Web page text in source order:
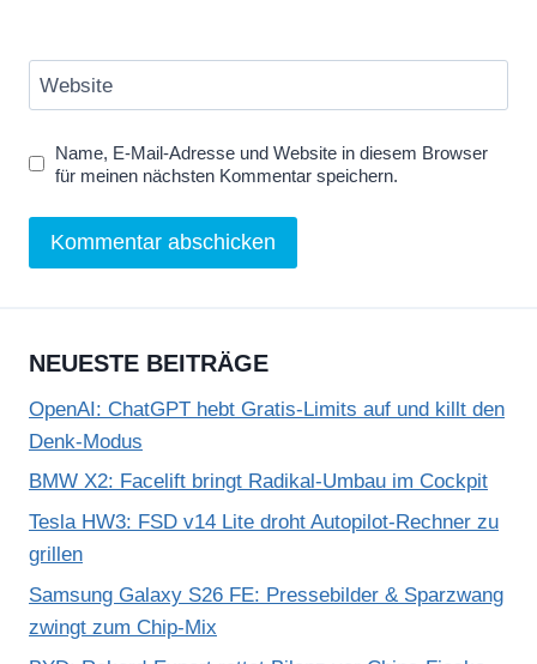
g
Website
Name, E-Mail-Adresse und Website in diesem Browser
für meinen nächsten Kommentar speichern.
NEUESTE BEITRÄGE
OpenAI: ChatGPT hebt Gratis-Limits auf und killt den
Denk-Modus
BMW X2: Facelift bringt Radikal-Umbau im Cockpit
Tesla HW3: FSD v14 Lite droht Autopilot-Rechner zu
grillen
Samsung Galaxy S26 FE: Pressebilder & Sparzwang
zwingt zum Chip-Mix